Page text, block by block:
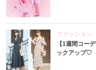
ファッション
【1週間コー
ックアップ♡